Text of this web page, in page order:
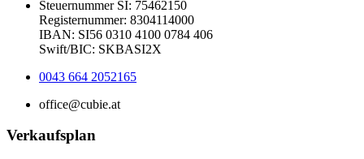
Steuernummer SI: 75462150
Registernummer: 8304114000
IBAN: SI56 0310 4100 0784 406
Swift/BIC: SKBASI2X
0043 664 2052165
office@cubie.at
Verkaufsplan